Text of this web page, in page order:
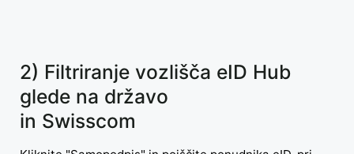
2) Filtriranje vozlišča eID Hub
glede na državo
in Swisscom